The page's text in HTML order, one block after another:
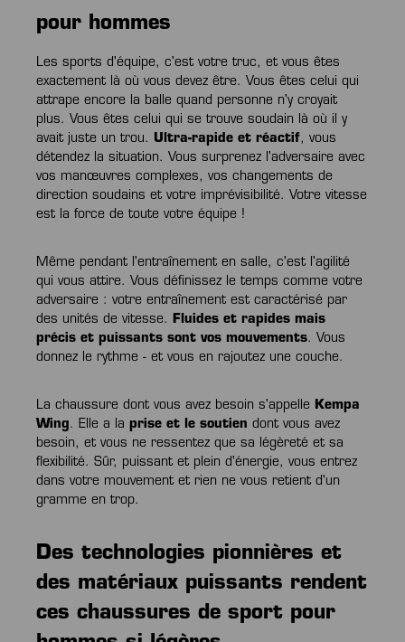
pour hommes
Les sports d'équipe, c'est votre truc, et vous êtes
exactement là où vous devez être. Vous êtes celui qui
attrape encore la balle quand personne n'y croyait
plus. Vous êtes celui qui se trouve soudain là où il y
avait juste un trou. Ultra-rapide et réactif, vous
détendez la situation. Vous surprenez l'adversaire avec
vos manœuvres complexes, vos changements de
direction soudains et votre imprévisibilité. Votre vitesse
est la force de toute votre équipe !
Même pendant l'entraînement en salle, c'est l'agilité
qui vous attire. Vous définissez le temps comme votre
adversaire : votre entraînement est caractérisé par
des unités de vitesse. Fluides et rapides mais
précis et puissants sont vos mouvements. Vous
donnez le rythme - et vous en rajoutez une couche.
La chaussure dont vous avez besoin s'appelle Kempa
Wing. Elle a la prise et le soutien dont vous avez
besoin, et vous ne ressentez que sa légèreté et sa
flexibilité. Sûr, puissant et plein d'énergie, vous entrez
dans votre mouvement et rien ne vous retient d'un
gramme en trop.
Des technologies pionnières et
des matériaux puissants rendent
ces chaussures de sport pour